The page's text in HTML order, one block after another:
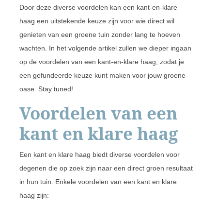
Door deze diverse voordelen kan een kant-en-klare
haag een uitstekende keuze zijn voor wie direct wil
genieten van een groene tuin zonder lang te hoeven
wachten. In het volgende artikel zullen we dieper ingaan
op de voordelen van een kant-en-klare haag, zodat je
een gefundeerde keuze kunt maken voor jouw groene
oase. Stay tuned!
Voordelen van een
kant en klare haag
Een kant en klare haag biedt diverse voordelen voor
degenen die op zoek zijn naar een direct groen resultaat
in hun tuin. Enkele voordelen van een kant en klare
haag zijn: